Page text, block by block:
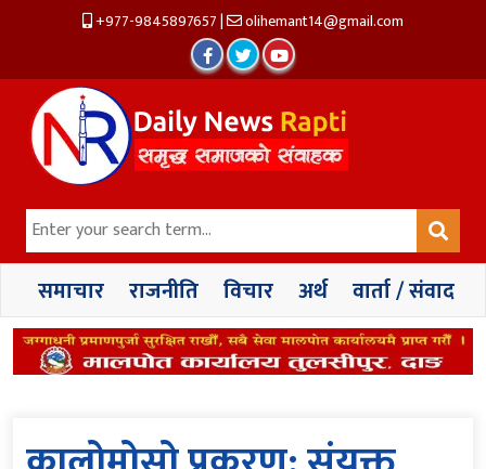
+977-9845897657| olihemant14@gmail.com
समाचार राजनीति विचार अर्थ वार्ता / संवाद